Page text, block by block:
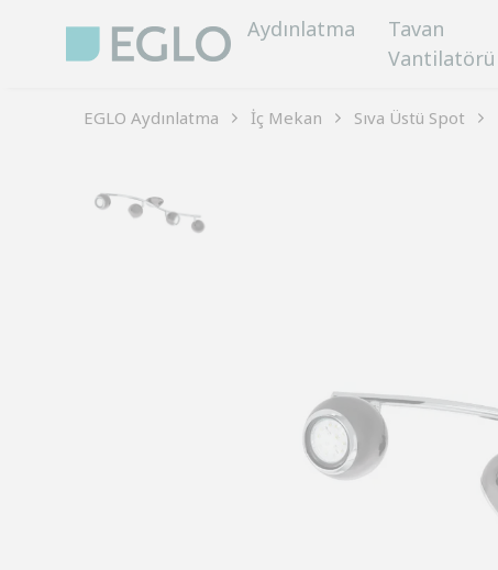
Aydınlatma
Tavan
Vantilatörü
EGLO Aydınlatma İç Mekan Sıva Üstü Spot